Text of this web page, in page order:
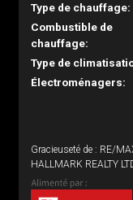
Type de chauffage:
Combustible de
chauffage:
Type de
Électroménagers:
Gracieuseté de : RE/
HALLMARK REALTY